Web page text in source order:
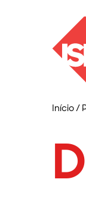
Início/